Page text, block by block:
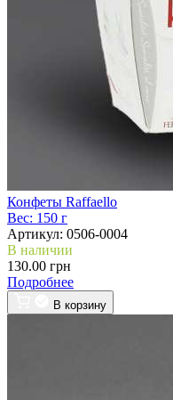
Конфеты Raffaello
Вес: 150 г
Артикул: 0506-0004
В наличии
130.00 грн
Подробнее
В корзину